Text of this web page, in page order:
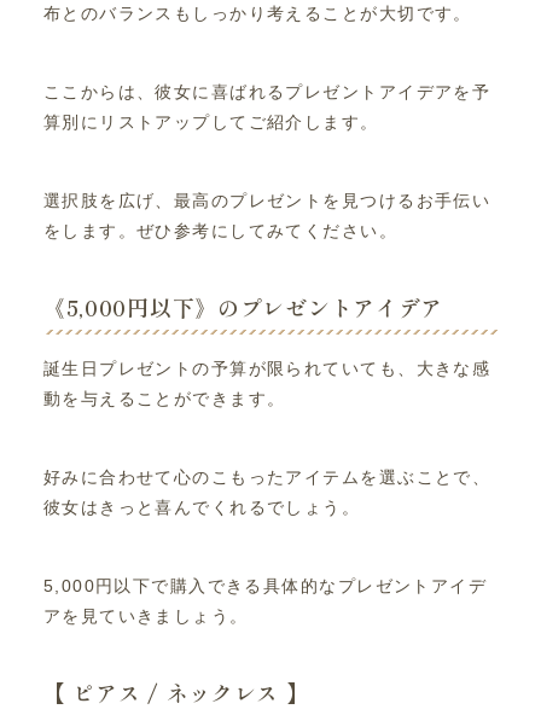
布とのバランスもしっかり考えることが大切です。
ここからは、彼女に喜ばれるプレゼントアイデアを予
算別にリストアップしてご紹介します。
選択肢を広げ、最高のプレゼントを見つけるお手伝い
をします。ぜひ参考にしてみてください。
《5,000円以下》のプレゼントアイデア
誕生日プレゼントの予算が限られていても、大きな感
動を与えることができます。
好みに合わせて心のこもったアイテムを選ぶことで、
彼女はきっと喜んでくれるでしょう。
5,000円以下で購入できる具体的なプレゼントアイデ
アを見ていきましょう。
【 ピアス / ネックレス 】